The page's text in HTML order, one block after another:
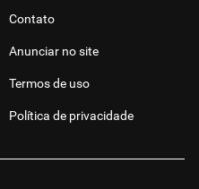
Contato
Anunciar no site
Termos de uso
Política de privacidade